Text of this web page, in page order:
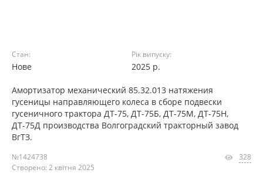
Стан:
Нове
Рік випуску:
2025 р.
Амортизатор механический 85.32.013 натяжения
гусеницы направляющего колеса в сборе подвески
гусеничного трактора ДТ-75, ДТ-75Б, ДТ-75М, ДТ-75Н,
ДТ-75Д производства Волгоградский тракторный завод
ВгТЗ.
№1424738
Створено: 2 квітня 2025
328